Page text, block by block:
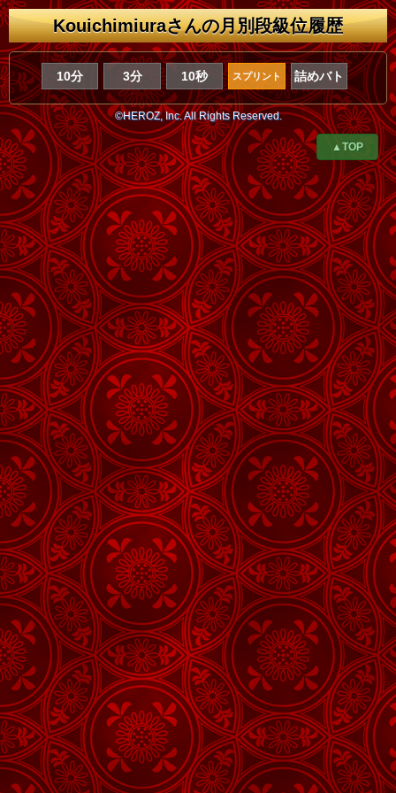
Kouichimiuraさんの月別段級位履歴
10分 3分 10秒 スプリント 詰めバト
©HEROZ, Inc. All Rights Reserved.
▲TOP